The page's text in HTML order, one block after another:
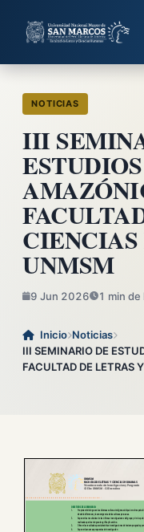
NOTICIAS
III
UNMSM
9 Jun 2026 1 min
Inicio Noticias
III SEMINARIO DE
FACULTAD DE LETRAS